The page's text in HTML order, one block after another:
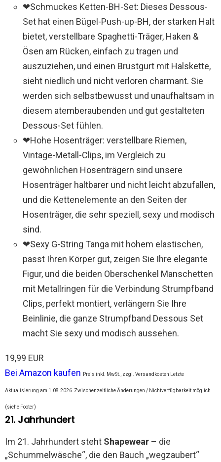
❤Schmuckes Ketten-BH-Set: Dieses Dessous-
Set hat einen Bügel-Push-up-BH, der starken Halt
bietet, verstellbare Spaghetti-Träger, Haken &
Ösen am Rücken, einfach zu tragen und
auszuziehen, und einen Brustgurt mit Halskette,
sieht niedlich und nicht verloren charmant. Sie
werden sich selbstbewusst und unaufhaltsam in
diesem atemberaubenden und gut gestalteten
Dessous-Set fühlen.
❤Hohe Hosenträger: verstellbare Riemen,
Vintage-Metall-Clips, im Vergleich zu
gewöhnlichen Hosenträgern sind unsere
Hosenträger haltbarer und nicht leicht abzufallen,
und die Kettenelemente an den Seiten der
Hosenträger, die sehr speziell, sexy und modisch
sind.
❤Sexy G-String Tanga mit hohem elastischen,
passt Ihren Körper gut, zeigen Sie Ihre elegante
Figur, und die beiden Oberschenkel Manschetten
mit Metallringen für die Verbindung Strumpfband
Clips, perfekt montiert, verlängern Sie Ihre
Beinlinie, die ganze Strumpfband Dessous Set
macht Sie sexy und modisch aussehen.
19,99 EUR
Bei Amazon kaufen
Preis inkl. MwSt., zzgl. Versandkosten Letzte
Aktualisierung am 1.08.2026 Zwischenzeitliche Änderungen / Nichtverfügbarkeit möglich
(siehe Footer)
21. Jahrhundert
Im 21. Jahrhundert steht Shapewear – die
„Schummelwäsche“, die den Bauch „wegzaubert“